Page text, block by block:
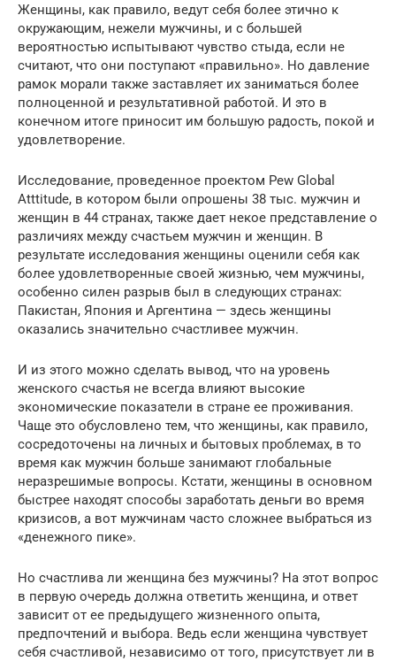
Женщины, как правило, ведут себя более этично к
окружающим, нежели мужчины, и с большей
вероятностью испытывают чувство стыда, если не
считают, что они поступают «правильно». Но давление
рамок морали также заставляет их заниматься более
полноценной и результативной работой. И это в
конечном итоге приносит им большую радость, покой и
удовлетворение.
Исследование, проведенное проектом Pew Global
Atttitude, в котором были опрошены 38 тыс. мужчин и
женщин в 44 странах, также дает некое представление о
различиях между счастьем мужчин и женщин. В
результате исследования женщины оценили себя как
более удовлетворенные своей жизнью, чем мужчины,
особенно силен разрыв был в следующих странах:
Пакистан, Япония и Аргентина — здесь женщины
оказались значительно счастливее мужчин.
И из этого можно сделать вывод, что на уровень
женского счастья не всегда влияют высокие
экономические показатели в стране ее проживания.
Чаще это обусловлено тем, что женщины, как правило,
сосредоточены на личных и бытовых проблемах, в то
время как мужчин больше занимают глобальные
неразрешимые вопросы. Кстати, женщины в основном
быстрее находят способы заработать деньги во время
кризисов, а вот мужчинам часто сложнее выбраться из
«денежного пике».
Но счастлива ли женщина без мужчины? На этот вопрос
в первую очередь должна ответить женщина, и ответ
зависит от ее предыдущего жизненного опыта,
предпочтений и выбора. Ведь если женщина чувствует
себя счастливой, независимо от того, присутствует ли в